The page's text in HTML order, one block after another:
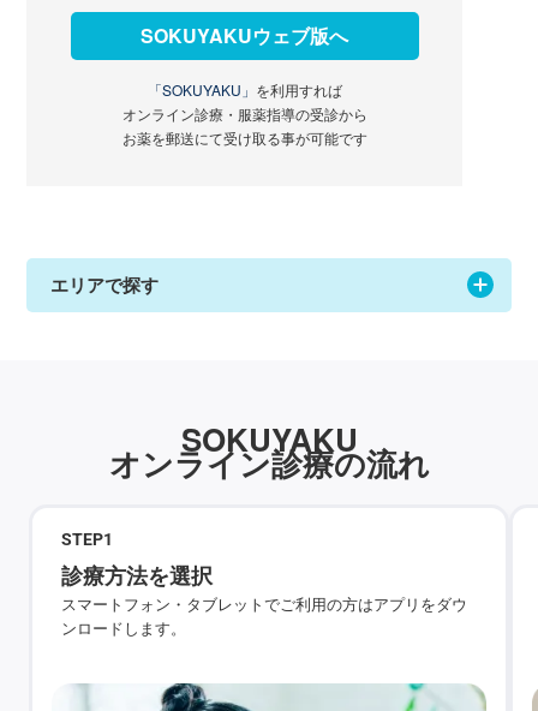
SOKUYAKUウェブ版へ
「SOKUYAKU」 を利用すれば
オンライン診療・服薬指導の受診から
お薬を郵送にて受け取る事が可能です
エリアで探す
SOKUYAKU
オンライン診療の流れ
STEP1
診療方法を選択
スマートフォン・タブレットでご利用の方はアプリをダウ
ンロードします。